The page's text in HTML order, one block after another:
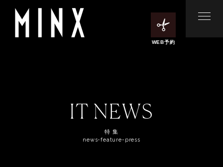
WEB予約
IT NEWS
特 集
news-feature-press